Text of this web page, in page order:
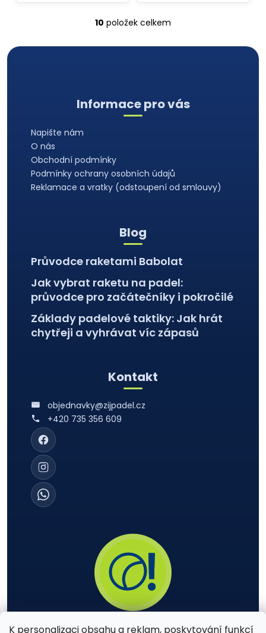
K personalizaci obsahu a reklam, poskytování funkcí
O
v
c
í
k
y
i
u
10 položek celkem
Informace pro vás
Napište nám
O nás
Obchodní podmínky
Podmínky ochrany osobních údajů
Reklamace a vratky (odstoupení od smlouvy)
Blog
Průvodce raketami Babolat
Jak vybrat raketu na padel:
průvodce pro začátečníky i pokročilé
Základy padelové taktiky: Jak hrát
chytřeji a vyhrávat víc zápasů
Kontakt
objednavky@zijpadel.cz
+420 735 356 609